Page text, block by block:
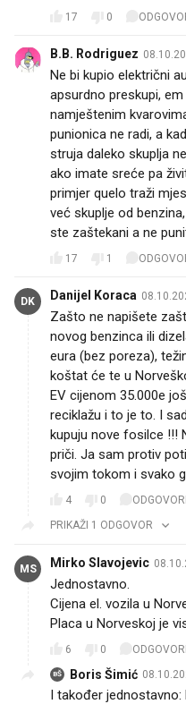
17 0
B.B. Rodriguez
Ne bi kupio električni
apsurdno preskupi,
namještenim
punionica ne radi, a
struja daleko skuplja
ako imate sreće pa
primjer quelo traži
već skuplje od
ste zaštekani a ne
17 1
DK Danijel Koraca
Zašto ne napišete
novog benzinca ili
eura (bez poreza),
koštat će te u
EV cijenom 35.000e
reciklažu i to je to. I
kupuju nove fosilce !!!
priči. Ja sam protiv
svojim tokom i svako
4 0
PRIKAŽI 1 ODGOVOR
MS Mirko Slavojevic
Jednostavno.
Cijena el. vozila u
Placa u Norveskoj je
6 0
BŠ Boris Šimić
I također jednostavno: